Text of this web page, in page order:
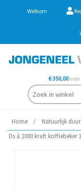
Welkom
€ 350,00
Home / Natuurlijk
Ds à 1000 kraft koffiebeker